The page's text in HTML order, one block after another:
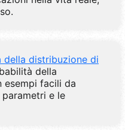
distribuzione di
della
esempi facili da
e le